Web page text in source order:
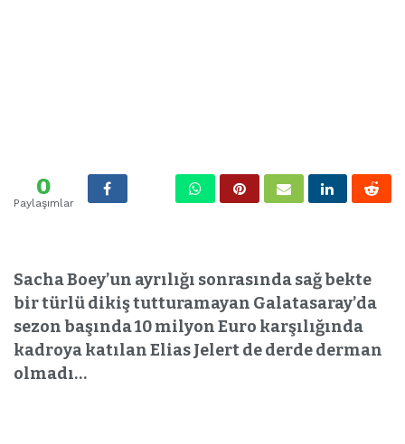
0
Paylaşımlar
Sacha Boey’un ayrılığı sonrasında sağ bekte
bir türlü dikiş tutturamayan Galatasaray’da
sezon başında 10 milyon Euro karşılığında
kadroya katılan Elias Jelert de derde derman
olmadı…